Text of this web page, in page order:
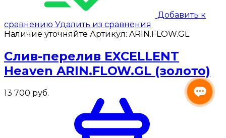
Добавить к
сравнению Удалить из сравнения
Наличие уточняйте Артикул: ARIN.FLOW.GL
Слив-перелив EXCELLENT
Heaven ARIN.FLOW.GL (золото)
13 700 руб.